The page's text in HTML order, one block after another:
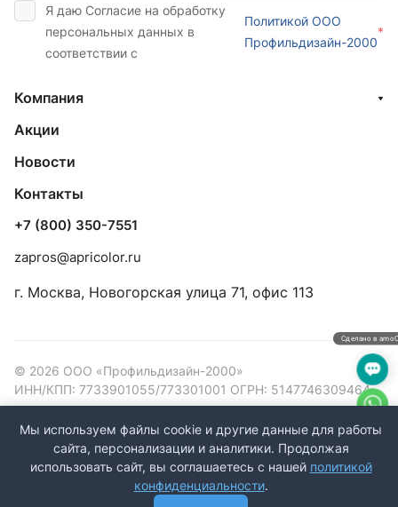
Я даю Согласие на обработку
персональных данных в
соответствии с
Политикой ООО
Профильдизайн-2000
*
Компания
Акции
Новости
Контакты
+7 (800) 350-7551
zapros@apricolor.ru
г. Москва, Новогорская улица 71, офис 113
© 2026 ООО «Профильдизайн-2000»
ИНН/КПП: 7733901055/773301001 ОГРН: 5147746309464
Конфиденциальность
Мы используем файлы cookie и другие данные для работы
сайта, персонализации и аналитики. Продолжая
использовать сайт, вы соглашаетесь с нашей политикой
конфиденциальности.
Сделано в